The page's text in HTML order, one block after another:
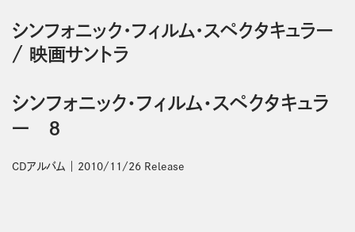
シンフォニック・フィルム・スペクタキュラー
/ 映画サントラ
シンフォニック・フィルム・スペクタキュラ
ー ８
CDアルバム 2010/11/26 Release